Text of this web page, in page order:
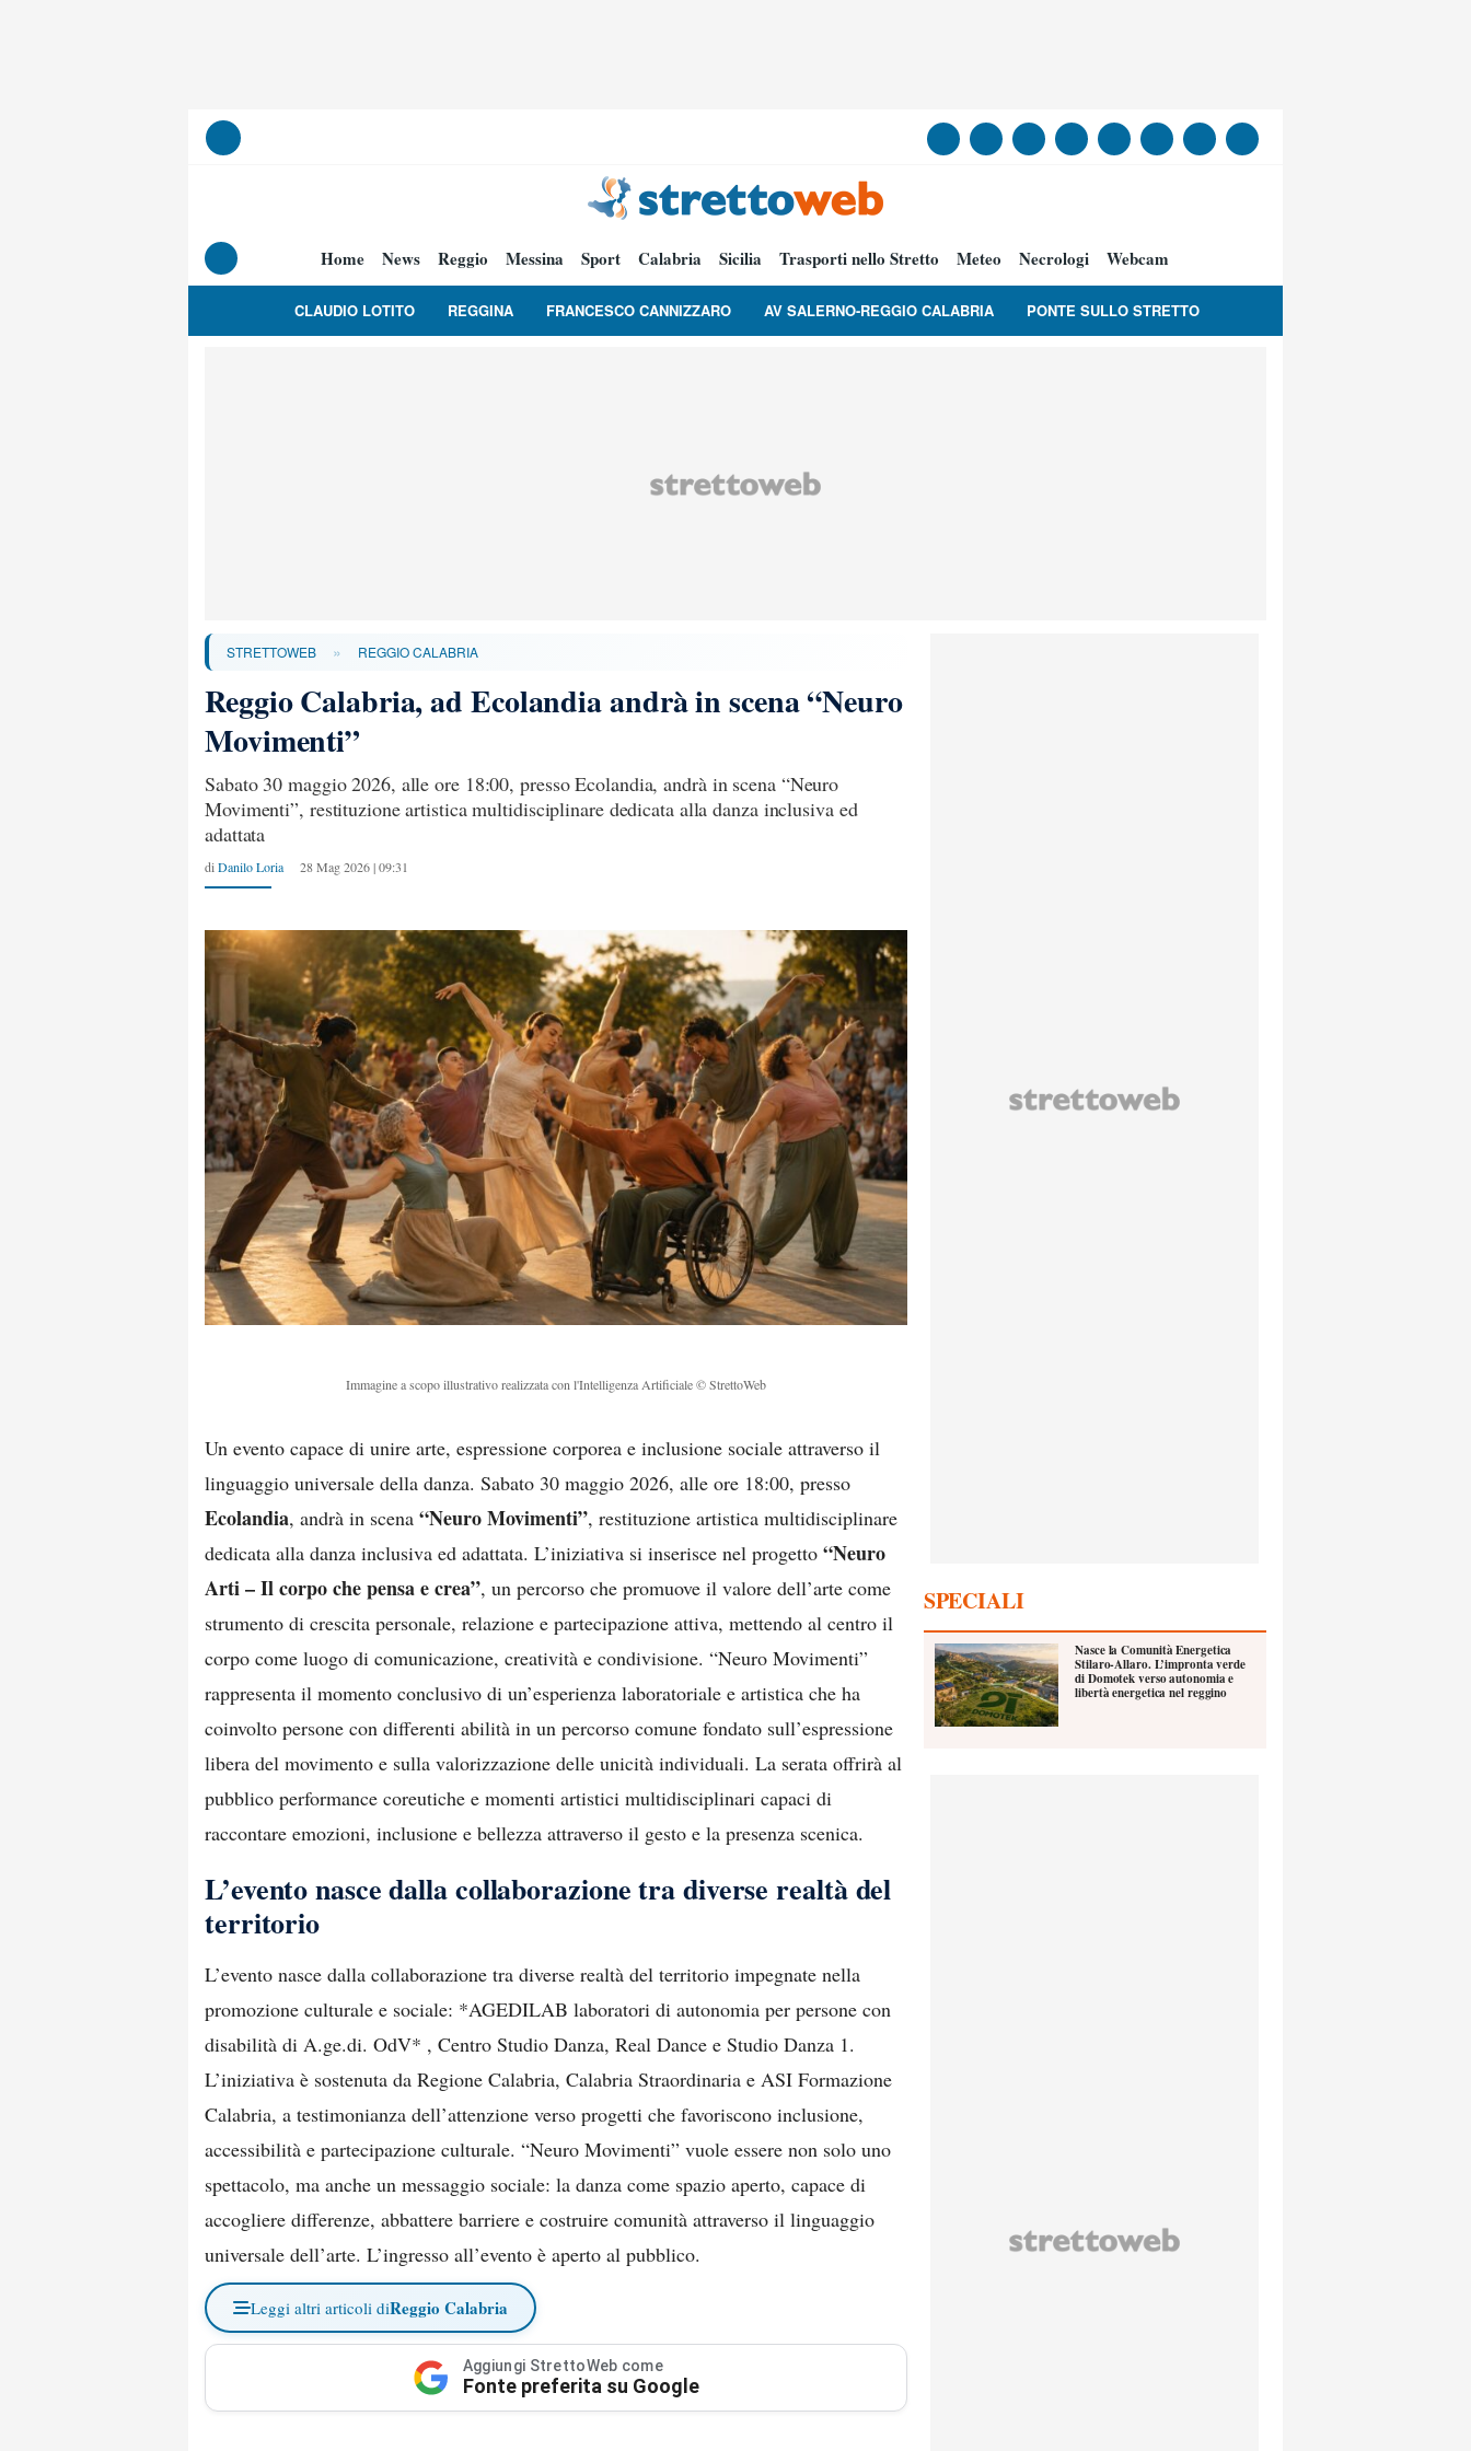
Home News Reggio Messina Sport Calabria Sicilia Trasporti nello Stretto Meteo Necrologi Webcam
CLAUDIO LOTITO REGGINA FRANCESCO CANNIZZARO AV SALERNO-REGGIO CALABRIA PONTE SULLO STRETTO
STRETTOWEB » REGGIO CALABRIA
Reggio Calabria, ad Ecolandia andrà in scena “Neuro
Movimenti”
Sabato 30 maggio 2026, alle ore 18:00, presso Ecolandia, andrà in scena “Neuro
Movimenti”, restituzione artistica multidisciplinare dedicata alla danza inclusiva ed
adattata
di Danilo Loria 28 Mag 2026 | 09:31
Immagine a scopo illustrativo realizzata con l'Intelligenza Artificiale © StrettoWeb
Un evento capace di unire arte, espressione corporea e inclusione sociale attraverso il
linguaggio universale della danza. Sabato 30 maggio 2026, alle ore 18:00, presso
Ecolandia, andrà in scena “Neuro Movimenti”, restituzione artistica multidisciplinare
dedicata alla danza inclusiva ed adattata. L’iniziativa si inserisce nel progetto “Neuro
Arti – Il corpo che pensa e crea”, un percorso che promuove il valore dell’arte come
strumento di crescita personale, relazione e partecipazione attiva, mettendo al centro il
corpo come luogo di comunicazione, creatività e condivisione. “Neuro Movimenti”
rappresenta il momento conclusivo di un’esperienza laboratoriale e artistica che ha
coinvolto persone con differenti abilità in un percorso comune fondato sull’espressione
libera del movimento e sulla valorizzazione delle unicità individuali. La serata offrirà al
pubblico performance coreutiche e momenti artistici multidisciplinari capaci di
raccontare emozioni, inclusione e bellezza attraverso il gesto e la presenza scenica.
L’evento nasce dalla collaborazione tra diverse realtà del
territorio
L’evento nasce dalla collaborazione tra diverse realtà del territorio impegnate nella
promozione culturale e sociale: *AGEDILAB laboratori di autonomia per persone con
disabilità di A.ge.di. OdV* , Centro Studio Danza, Real Dance e Studio Danza 1.
L’iniziativa è sostenuta da Regione Calabria, Calabria Straordinaria e ASI Formazione
Calabria, a testimonianza dell’attenzione verso progetti che favoriscono inclusione,
accessibilità e partecipazione culturale. “Neuro Movimenti” vuole essere non solo uno
spettacolo, ma anche un messaggio sociale: la danza come spazio aperto, capace di
accogliere differenze, abbattere barriere e costruire comunità attraverso il linguaggio
universale dell’arte. L’ingresso all’evento è aperto al pubblico.
Leggi altri articoli diReggio Calabria
Aggiungi StrettoWeb come
Fonte preferita su Google
SPECIALI
Nasce la Comunità Energetica
Stilaro-Allaro. L’impronta verde
di Domotek verso autonomia e
libertà energetica nel reggino